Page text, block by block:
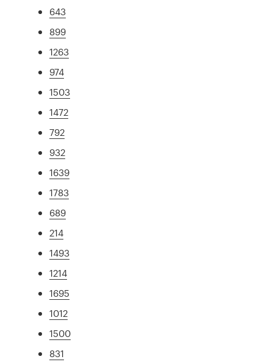
643
899
1263
974
1503
1472
792
932
1639
1783
689
214
1493
1214
1695
1012
1500
831